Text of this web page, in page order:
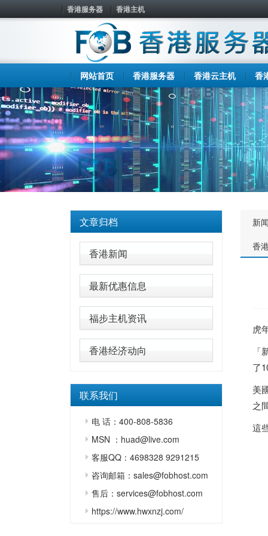
香港服务器 香港主机
网站首页 香港服务器 香港云主机 香
文章归档
香港新闻
最新优惠信息
福步主机资讯
香港经济动向
联系我们
电 话：400-808-5836
MSN ：huad@live.com
客服QQ：4698328 9291215
咨询邮箱：sales@fobhost.com
售后：services@fobhost.com
https://www.hwxnzj.com/
新
香
虎
了
美
之
這